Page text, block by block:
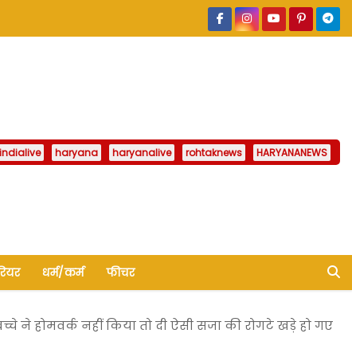
indialive haryana haryanalive rohtaknews HARYANANEWS
धर्म/कर्म फीचर
ने होमवर्क नहीं किया तो दी ऐसी सजा की रोगटे खड़े हो गए